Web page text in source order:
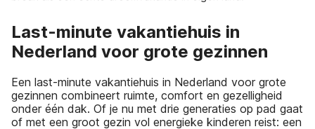
Last-minute vakantiehuis in
Nederland voor grote gezinnen
Een last-minute vakantiehuis in Nederland voor grote
gezinnen combineert ruimte, comfort en gezelligheid
onder één dak. Of je nu met drie generaties op pad gaat
of met een groot gezin vol energieke kinderen reist: een